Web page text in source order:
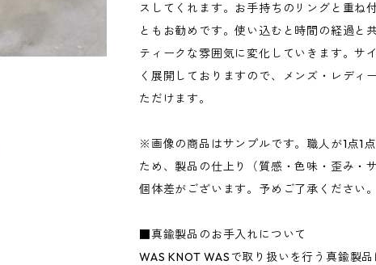
スしてくれます。お手持ちのリングと重ね
ともお勧めです。使い込むと時間の経過と
ティークな雰囲気に変化していきます。サ
く展開しておりますので、メンズ・レディ
ただけます。
※画像の商品はサンプルです。職人が1点1
ため、製品の仕上り（質感・色味・歪み・
個体差がございます。予めご了承ください。
■真鍮製品のお手入れについて
WAS KNOT WASで取り扱いを行う真鍮製